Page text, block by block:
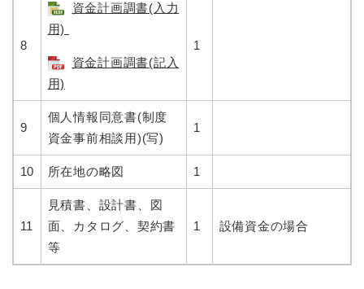
8
資金計画調書(入力
用)
資金計画調書(記入
用)
1
9
個人情報同意書(制度
資金事前相談用)(写)
1
10 所在地の略図 1
11
見積書、設計書、図
面、カタログ、契約書
等
1 設備資金の場合